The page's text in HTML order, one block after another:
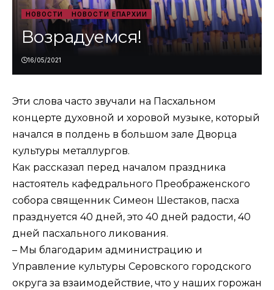
НОВОСТИ НОВОСТИ ЕПАРХИИ
Возрадуемся!
16/05/2021
Эти слова часто звучали на Пасхальном
концерте духовной и хоровой музыке, который
начался в полдень в большом зале Дворца
культуры металлургов.
Как рассказал перед началом праздника
настоятель кафедрального Преображенского
собора священник Симеон Шестаков, пасха
празднуется 40 дней, это 40 дней радости, 40
дней пасхального ликования.
– Мы благодарим администрацию и
Управление культуры Серовского городского
округа за взаимодействие, что у наших горожан